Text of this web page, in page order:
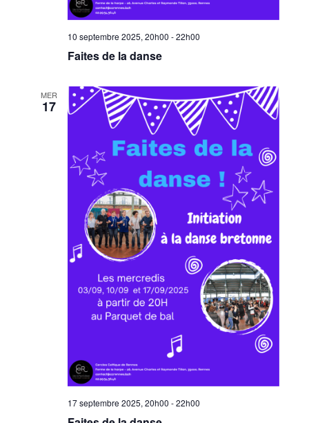
10 septembre 2025, 20h00 -22h00
Faites de la danse
MER
17
17 septembre 2025, 20h00 -22h00